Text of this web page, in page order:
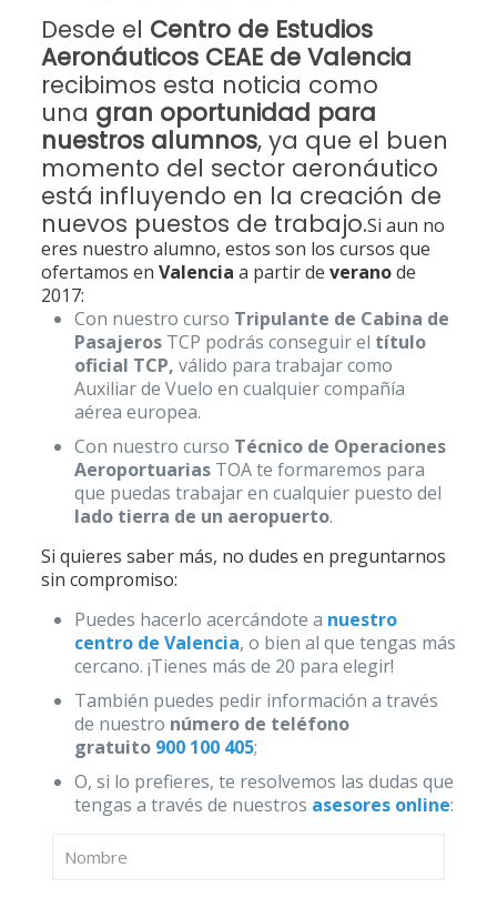
Desde el Centro de Estudios
Aeronáuticos CEAE de Valencia
recibimos esta noticia como
una gran oportunidad para
nuestros alumnos, ya que el buen
momento del sector aeronáutico
está influyendo en la creación de
nuevos puestos de trabajo.Si aun no
eres nuestro alumno, estos son los cursos que
ofertamos en Valencia a partir de veranode
2017:
Con nuestro curso Tripulante de Cabina de
PasajerosTCP podrás conseguir el título
oficial TCP, válido para trabajar como
Auxiliar de Vuelo en cualquier compañía
aérea europea.
Con nuestro curso Técnico de Operaciones
AeroportuariasTOA te formaremos para
que puedas trabajar en cualquier puesto del
lado tierra de un aeropuerto.
Si quieres saber más, no dudes en preguntarnos
sin compromiso:
Puedes hacerlo acercándote a nuestro
centro de Valencia, o bien al que tengas más
cercano. ¡Tienes más de 20 para elegir!
También puedes pedir información a través
de nuestro número de teléfono
gratuito 900 100 405;
O, si lo prefieres, te resolvemos las dudas que
tengas a través de nuestros asesores online: